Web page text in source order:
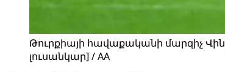
Թուրքիայի հավաքականի մարզիչ
լուսանկար] / AA